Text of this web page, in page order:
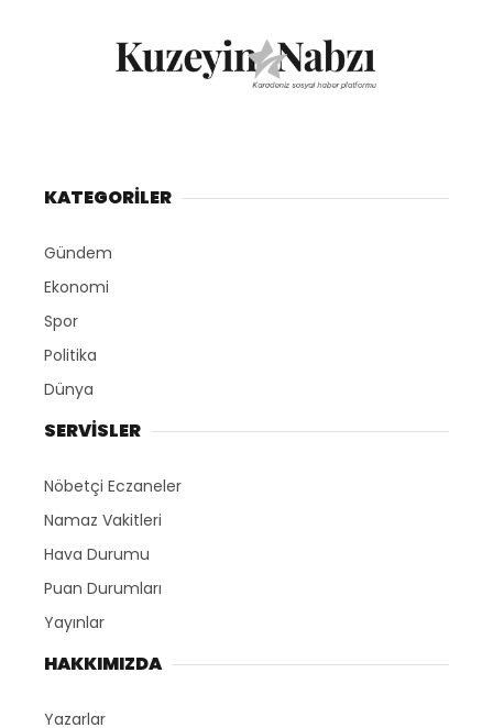
KATEGORİLER
Gündem
Ekonomi
Spor
Politika
Dünya
SERVİSLER
Nöbetçi Eczaneler
Namaz Vakitleri
Hava Durumu
Puan Durumları
Yayınlar
HAKKIMIZDA
Yazarlar